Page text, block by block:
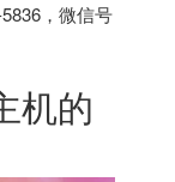
，微信号
机的